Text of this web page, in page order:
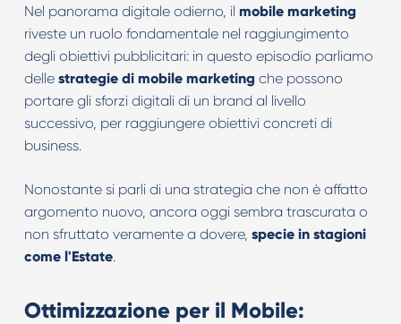
Nel panorama digitale odierno, il mobile marketing
riveste un ruolo fondamentale nel raggiungimento
degli obiettivi pubblicitari: in questo episodio parliamo
dellestrategie di mobile marketing che possono
portare gli sforzi digitali di un brand al livello
successivo, per raggiungere obiettivi concreti di
business.
Nonostante si parli di una strategia che non è affatto
argomento nuovo, ancora oggi sembra trascurata o
non sfruttato veramente a dovere, specie in stagioni
come l'Estate.
Ottimizzazione per il Mobile: